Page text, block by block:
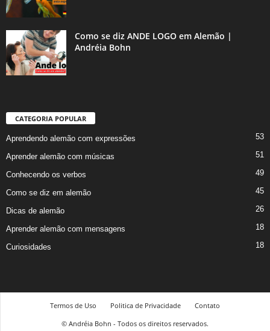
Como se diz ANDE LOGO em Alemão |
Andréia Bohn
CATEGORIA POPULAR
Aprendendo alemão com expressões 53
Aprender alemão com músicas 51
Conhecendo os verbos 49
Como se diz em alemão 45
Dicas de alemão 26
Aprender alemão com mensagens 18
Curiosidades 18
Termos de Uso Politica de Privacidade
Contato
© Andréia Bohn - Todos os direitos reservados.